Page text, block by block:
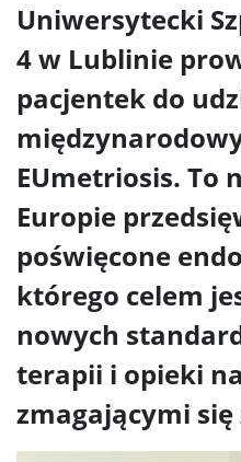
Uniwersytecki
4 w Lublinie
pacjentek do
EUmetriosis. To
Europie
poświęcone
którego celem
nowych
terapii i opieki
zmagającymi